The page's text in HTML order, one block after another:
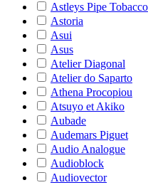
Astleys Pipe Tobacco
Astoria
Asui
Asus
Atelier Diagonal
Atelier do Saparto
Athena Procopiou
Atsuyo et Akiko
Aubade
Audemars Piguet
Audio Analogue
Audioblock
Audiovector